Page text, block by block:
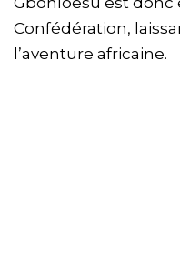
Confédération,
l’aventure africaine.